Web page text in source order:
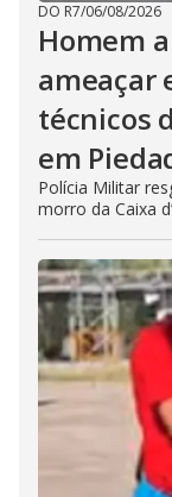
DO R7/06/08/2026
Homem
ameaçar
técnicos
em
Polícia Militar
morro da Caixa